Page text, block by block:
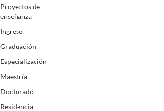
Proyectos de
enseñanza
Ingreso
Graduación
Especialización
Maestría
Doctorado
Residencia